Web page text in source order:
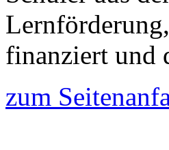
finanziert und
zum